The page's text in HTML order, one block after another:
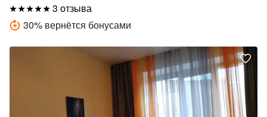
3 отзыва
30% вернётся бонусами